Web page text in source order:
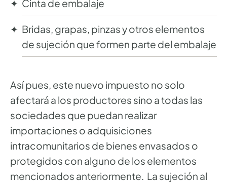
Cinta de embalaje
Bridas, grapas, pinzas y otros elementos
de sujeción que formen parte del embalaje
Así pues, este nuevo impuesto no solo
afectará a los productores sino a todas las
sociedades que puedan realizar
importaciones o adquisiciones
intracomunitarios de bienes envasados o
protegidos con alguno de los elementos
mencionados anteriormente. La sujeción al